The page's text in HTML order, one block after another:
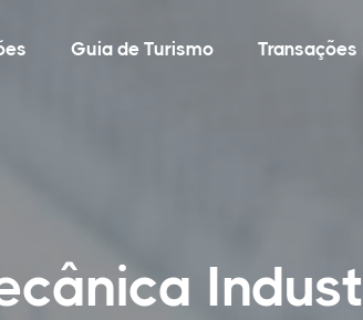
Guia de Turismo